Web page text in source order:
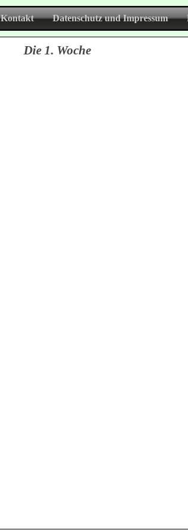
Kontakt Datenschutz und Impressum
Die 1. Woche